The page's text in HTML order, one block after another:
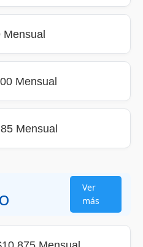
Mensual
Mensual
Ver
más